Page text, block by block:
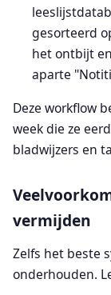
gesorteerd
het ontbijt
aparte
Deze workflow
week die ze
bladwijzers en
vermijden
Zelfs het beste
onderhouden.